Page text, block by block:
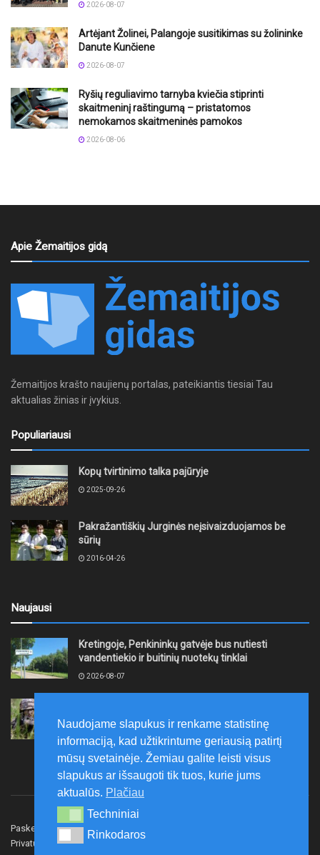
2026-08-07
Artėjant Žolinei, Palangoje susitikimas su žolininke
Danute Kunčiene
2026-08-07
Ryšių reguliavimo tarnyba kviečia stiprinti
skaitmeninį raštingumą – pristatomos
nemokamos skaitmeninės pamokos
2026-08-06
Apie Žemaitijos gidą
Žemaitijos krašto naujienų portalas, pateikiantis tiesiai Tau
aktualias žinias ir įvykius.
Populiariausi
Kopų tvirtinimo talka pajūryje
2025-09-26
Pakražantiškių Jurginės neįsivaizduojamos be
sūrių
2016-04-26
Naujausi
Kretingoje, Penkininkų gatvėje bus nutiesti
vandentiekio ir buitinių nuotekų tinklai
2026-08-07
rinktinė vykdys karines pratybas
2026-08-07
Paskelbk naujieną Rašyti redakcijai
Privatumo politika
Naudojame slapukus ir renkame statistinę
informaciją, kad užtikrintume geriausią patirtį
mūsų svetainėje. Žemiau galite leisti visus
slapukus ar išsaugoti tik tuos, kurie jums
aktualūs. Plačiau
Techniniai
Techniniai
Rinkodaros
Rinkodaros